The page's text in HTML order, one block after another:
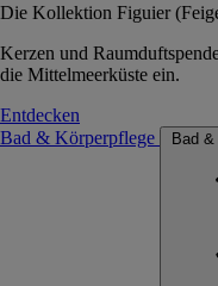
Die Kollektion Figuier
Kerzen und
die Mittelmeerküste ein.
Entdecken
Bad & Körperpflege
Bad